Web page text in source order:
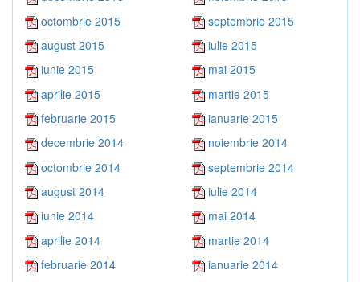
octombrie 2015
septembrie 2015
august 2015
iulie 2015
iunie 2015
mai 2015
aprilie 2015
martie 2015
februarie 2015
ianuarie 2015
decembrie 2014
noiembrie 2014
octombrie 2014
septembrie 2014
august 2014
iulie 2014
iunie 2014
mai 2014
aprilie 2014
martie 2014
februarie 2014
ianuarie 2014